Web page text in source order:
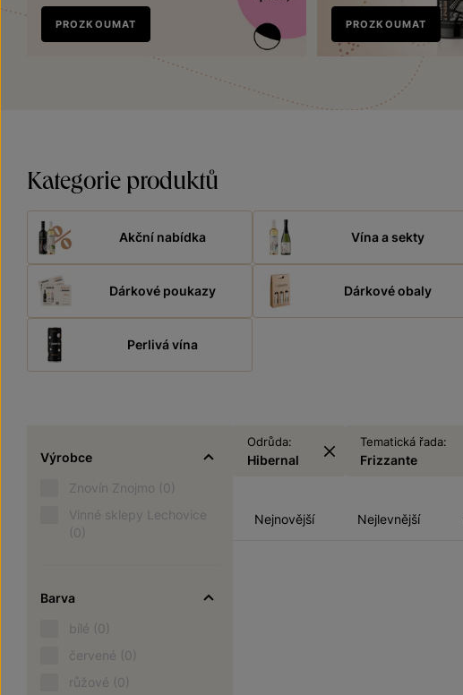
Nově
v prodeji
PROZKOUMAT PROZKOUMAT
Kategorie produktů
Akční nabídka Vína a sekty
Dárkové poukazy Dárkové obaly
Perlivá vína
Výrobce
Znovín Znojmo (0)
Vinné sklepy Lechovice
(0)
Barva
bílé (0)
červené (0)
růžové (0)
Odrůda:
Hibernal
Tematická řada:
Frizzante
Nejnovější Nejlevnější